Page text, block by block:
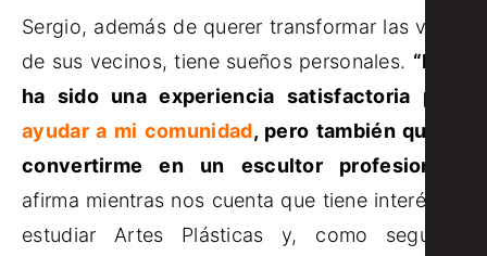
Sergio, además de querer transformar las vidas
de sus vecinos, tiene sueños personales. “Esto
ha sido una experiencia satisfactoria para
ayudar a mi comunidad, pero también quiero
convertirme en un escultor profesional”
afirma mientras nos cuenta que tiene interés en
estudiar Artes Plásticas y, como segunda